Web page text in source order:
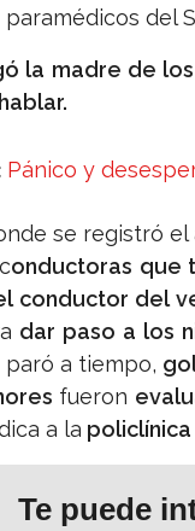
del
la madre de
Pánico y
se registró el
onductoras que
conductor del
dar paso a los
a tiempo,
fueron
a la policlínica
Te puede